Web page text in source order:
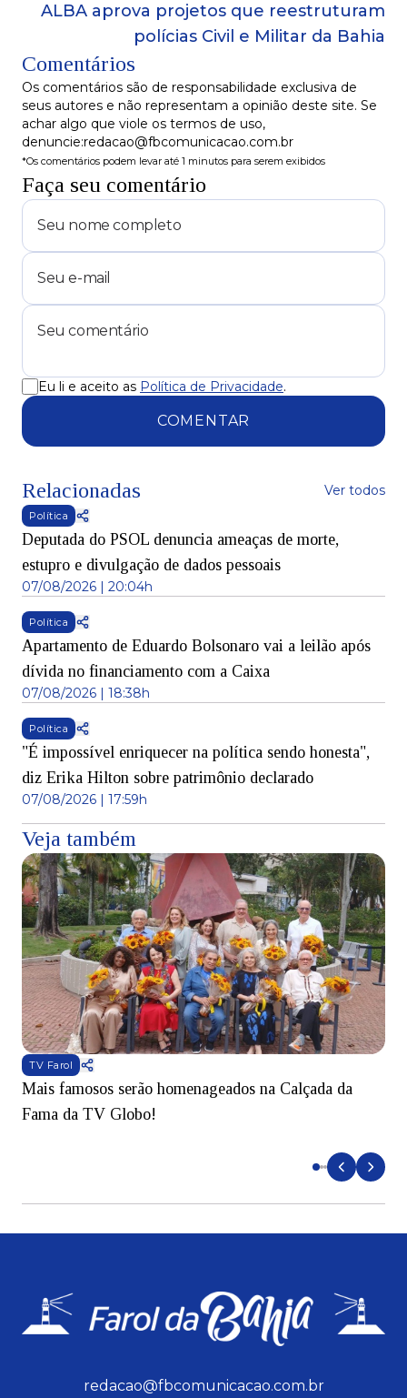
ALBA aprova projetos que reestruturam
polícias Civil e Militar da Bahia
Comentários
Os comentários são de responsabilidade exclusiva de
seus autores e não representam a opinião deste site. Se
achar algo que viole os termos de uso,
denuncie:redacao@fbcomunicacao.com.br
*Os comentários podem levar até 1 minutos para serem exibidos
Faça seu comentário
Eu li e aceito as Política de Privacidade.
COMENTAR
Relacionadas Ver todos
Política
Deputada do PSOL denuncia ameaças de morte,
estupro e divulgação de dados pessoais
07/08/2026 | 20:04h
Política
Apartamento de Eduardo Bolsonaro vai a leilão após
dívida no financiamento com a Caixa
07/08/2026 | 18:38h
Política
"É impossível enriquecer na política sendo honesta",
diz Erika Hilton sobre patrimônio declarado
07/08/2026 | 17:59h
Veja também
TV Farol
Mais famosos serão homenageados na Calçada da
Fama da TV Globo!
redacao@fbcomunicacao.com.br